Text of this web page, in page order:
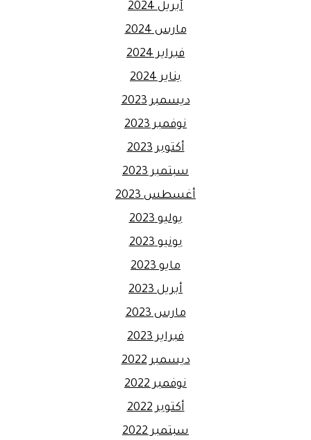
أبريل 2024
مارس 2024
فبراير 2024
يناير 2024
ديسمبر 2023
نوفمبر 2023
أكتوبر 2023
سبتمبر 2023
أغسطس 2023
يوليو 2023
يونيو 2023
مايو 2023
أبريل 2023
مارس 2023
فبراير 2023
ديسمبر 2022
نوفمبر 2022
أكتوبر 2022
سبتمبر 2022